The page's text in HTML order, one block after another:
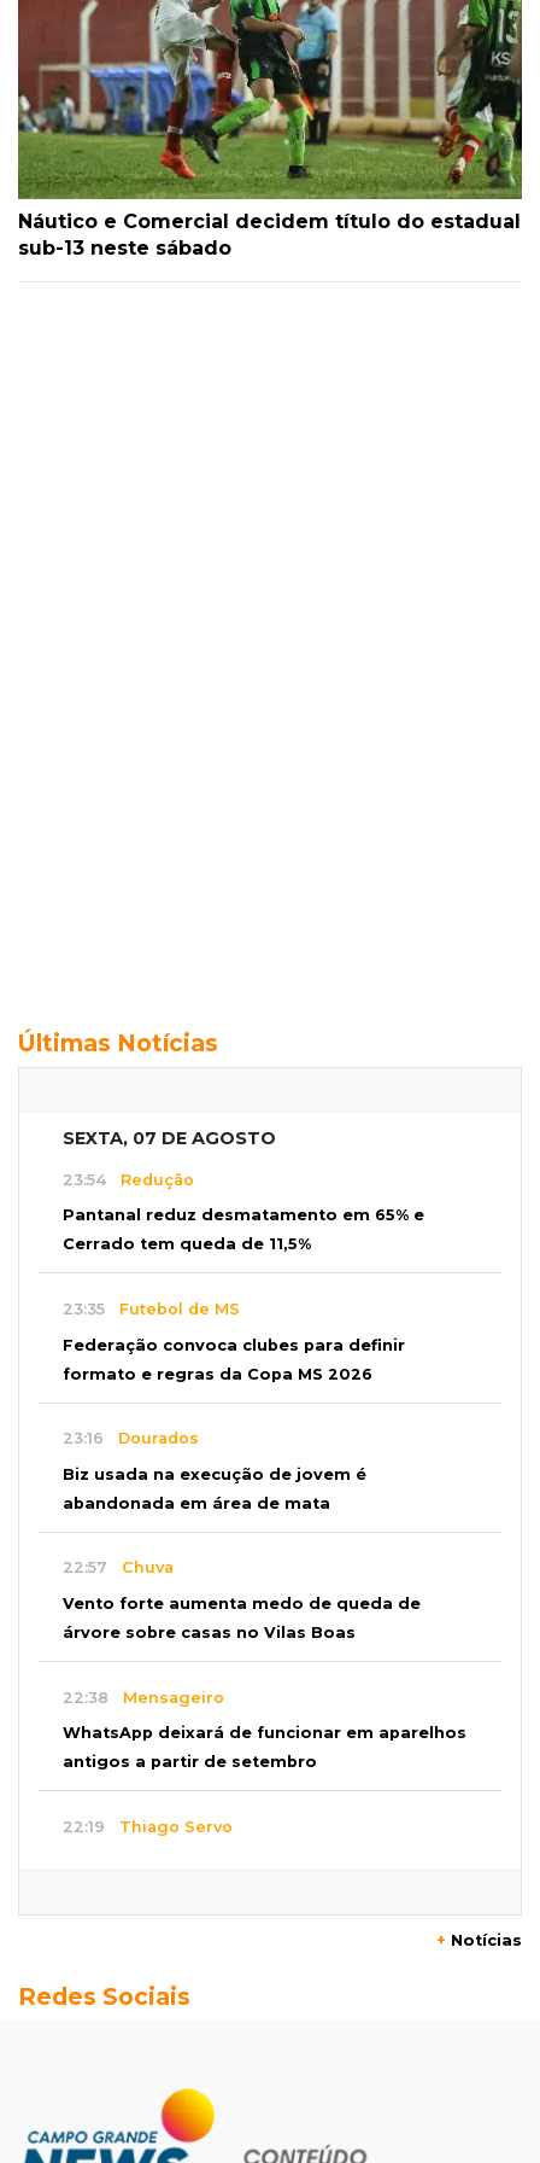
Náutico e Comercial decidem título do estadual
sub-13 neste sábado
Últimas Notícias
SEXTA, 07 DE AGOSTO
23:54 Redução
Pantanal reduz desmatamento em 65% e
Cerrado tem queda de 11,5%
23:35 Futebol de MS
Federação convoca clubes para definir
formato e regras da Copa MS 2026
23:16 Dourados
Biz usada na execução de jovem é
abandonada em área de mata
22:57 Chuva
Vento forte aumenta medo de queda de
árvore sobre casas no Vilas Boas
22:38 Mensageiro
WhatsApp deixará de funcionar em aparelhos
antigos a partir de setembro
22:19 Thiago Servo
Semana vai começar com 909 novas
Flagrante
Motorista atinge carro parado, perde
retrovisor e foge no Jardim Antártica
+ Notícias
Redes Sociais